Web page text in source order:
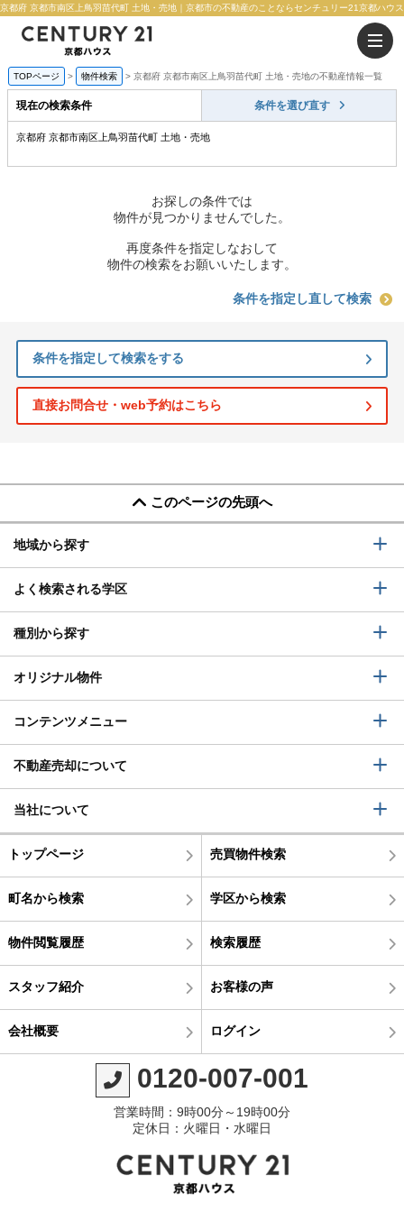
京都府 京都市南区上鳥羽苗代町 土地・売地｜京都市の不動産のことならセンチュリー21京都ハウス
TOPページ 物件検索 京都府 京都市南区上鳥羽苗代町 土地・売地の不動産情報一覧
現在の検索条件 条件を選び直す
京都府 京都市南区上鳥羽苗代町 土地・売地
お探しの条件では
物件が見つかりませんでした。
再度条件を指定しなおして
物件の検索をお願いいたします。
条件を指定し直して検索
条件を指定して検索をする
直接お問合せ・web予約はこちら
このページの先頭へ
地域から探す
よく検索される学区
種別から探す
オリジナル物件
コンテンツメニュー
不動産売却について
当社について
トップページ 売買物件検索
町名から検索 学区から検索
物件閲覧履歴 検索履歴
スタッフ紹介 お客様の声
会社概要 ログイン
0120-007-001
営業時間：9時00分～19時00分
定休日：火曜日・水曜日